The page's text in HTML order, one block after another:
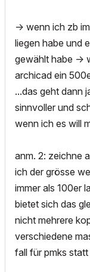
-> wenn ich zb
liegen habe und
gewählt habe ->
archicad ein
...das geht dann
sinnvoller und
wenn ich es will
anm. 2: zeichne
ich der grösse
immer als 100er
bietet sich das
nicht mehrere
verschiedene
fall für pmks